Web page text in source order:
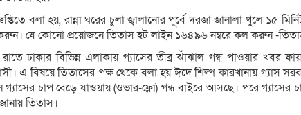
বলা হয়, রান্না ঘরের চুলা জ্বালানোর পূর্বে দরজা জানালা খুলে ১৫
করুন। যে কোনো প্রয়োজনে তিতাস হট লাইন ১৬৪৯৬ নম্বরে কল করুন -
ঢাকার বিভিন্ন এলাকায় গ্যাসের তীব্র ঝাঁঝাল গন্ধ পাওয়ার খবর
এ বিষয়ে তিতাসের পক্ষ থেকে বলা হয় ঈদে শিল্প কারখানায় গ্যাস
চাপ বেড়ে যাওয়ায় (ওভার-ফ্লো) গন্ধ বাইরে আসছে। পরে গ্যাসের চাপ
তিতাস।